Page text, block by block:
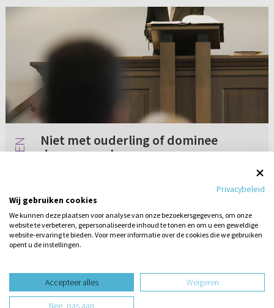
Niet met ouderling of dominee
durven spreken
dominee durf te spreken over het niet hebben
van vrijmoedigheid voor het Heilig Avondmaal
omdat er altijd maar wordt gezegd dat ik God
niet echt nodig heb...
2 reacties 07-12-2020
design website door
website-ontwikkeling door
een vraag
Privacybeleid
Wij gebruiken cookies
We kunnen deze plaatsen voor analyse van onze bezoekersgegevens, om onze
website te verbeteren, gepersonaliseerde inhoud te tonen en om u een geweldige
website-ervaring te bieden. Voor meer informatie over de cookies die we gebruiken
opent u de instellingen.
Accepteer alles Weigeren
Nee, pas aan